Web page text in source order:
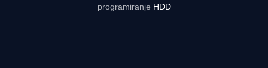
programiranje HDD